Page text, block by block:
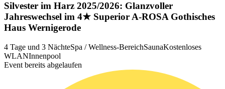
Silvester im Harz 2025/2026: Glanzvoller
Jahreswechsel im 4★ Superior A-ROSA Gothisches
Haus Wernigerode
4 Tage und 3 NächteSpa / Wellness-BereichSaunaKostenloses
WLANInnenpool
Event bereits abgelaufen